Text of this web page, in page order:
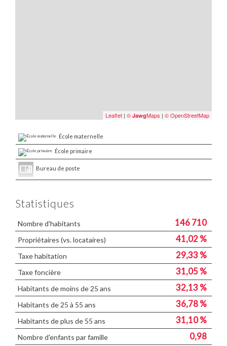
Leaflet | © JawgMaps | © OpenStreetMap
École maternelle
École primaire
Bureau de poste
Statistiques
Nombre d'habitants 146 710
Propriétaires (vs. locataires) 41,02 %
Taxe habitation 29,33 %
Taxe foncière 31,05 %
Habitants de moins de 25 ans 32,13 %
Habitants de 25 à 55 ans 36,78 %
Habitants de plus de 55 ans 31,10 %
Nombre d'enfants par famille 0,98